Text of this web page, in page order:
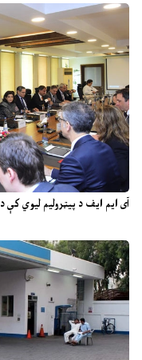
آی ایم ایف د پیټرولیم لیوي کې د ۱۸ سلنې زیاتوالي او نوو مالیو سپارښتنه کړې